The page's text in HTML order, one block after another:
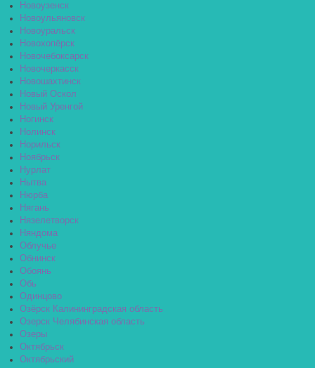
Новоузенск
Новоульяновск
Новоуральск
Новохопёрск
Новочебоксарск
Новочеркасск
Новошахтинск
Новый Оскол
Новый Уренгой
Ногинск
Нолинск
Норильск
Ноябрьск
Нурлат
Нытва
Нюрба
Нягань
Нязелетворск
Няндома
Облучье
Обнинск
Обоянь
Обь
Одинцово
Озёрск Калининградская область
Озерск Челябинская область
Озеры
Октябрьск
Октябрьский